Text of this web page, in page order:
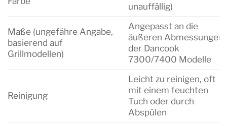
unauffällig)
Maße (ungefähre Angabe,
basierend auf
Grillmodellen)
Angepasst an die
äußeren Abmessungen
der Dancook
7300/7400 Modelle
Reinigung
Leicht zu reinigen, oft
mit einem feuchten
Tuch oder durch
Abspülen